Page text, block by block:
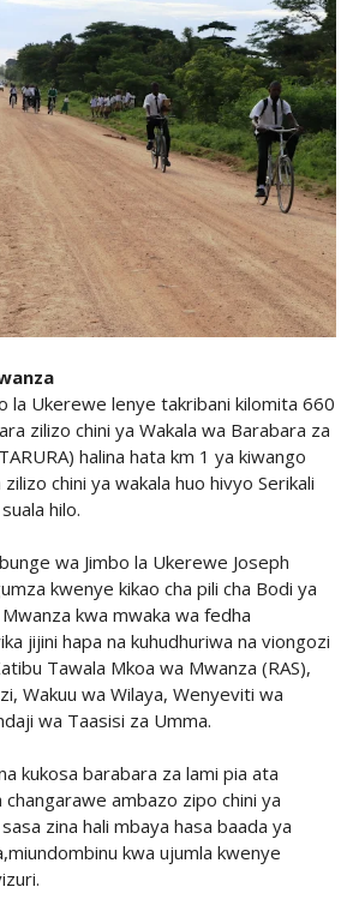
la Ukerewe lenye takribani kilomita 660
zilizo chini ya Wakala wa Barabara za
halina hata km 1 ya kiwango
chini ya wakala huo hivyo Serikali
hilo.
wa Jimbo la Ukerewe Joseph
kwenye kikao cha pili cha Bodi ya
kwa mwaka wa fedha
jijini hapa na kuhudhuriwa na viongozi
Tawala Mkoa wa Mwanza (RAS),
Wakuu wa Wilaya, Wenyeviti wa
wa Taasisi za Umma.
kukosa barabara za lami pia ata
ambazo zipo chini ya
zina hali mbaya hasa baada ya
kwa ujumla kwenye